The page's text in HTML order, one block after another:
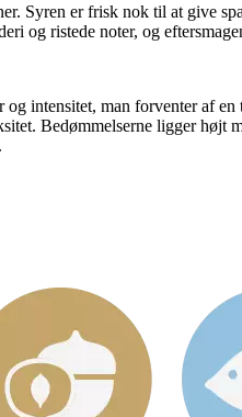
Syren er frisk nok til at give
og ristede noter, og
intensitet, man forventer af
Bedømmelserne ligger højt